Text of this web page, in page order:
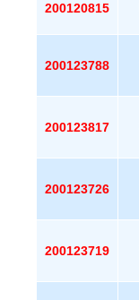
200120815
200123788
200123817
200123726
200123719